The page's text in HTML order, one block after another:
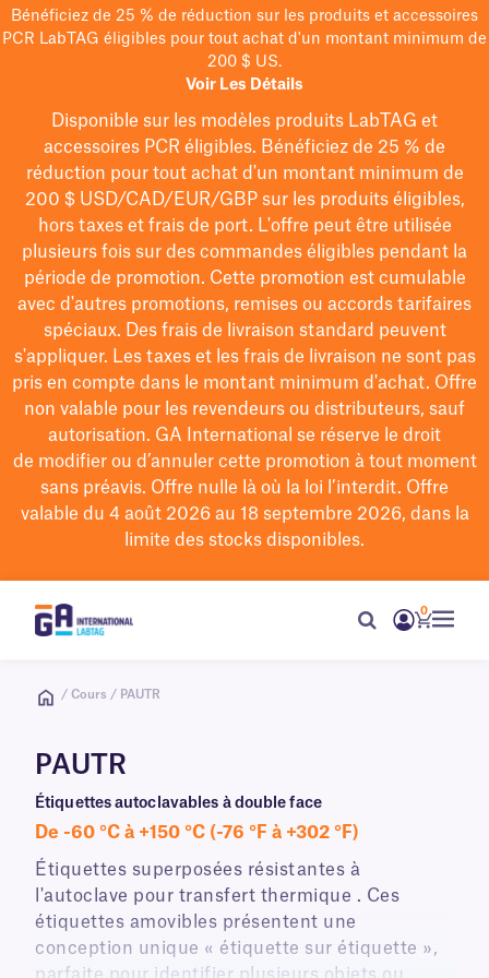
Bénéficiez de 25 % de réduction sur les produits et accessoires
PCR LabTAG éligibles pour tout achat d'un montant minimum de
200 $ US.
Voir Les Détails
Disponible sur les modèles produits LabTAG et
accessoires PCR éligibles. Bénéficiez de 25 % de
réduction pour tout achat d'un montant minimum de
200 $USD/CAD/EUR/GBPsur les produits éligibles,
hors taxes et frais de port. L'offre peut être utilisée
plusieurs fois sur des commandes éligibles pendant la
période de promotion. Cette promotion est cumulable
avec d'autres promotions, remises ou accords tarifaires
spéciaux. Des frais de livraison standard peuvent
s'appliquer. Les taxes et les frais de livraison ne sont pas
pris en compte dans le montant minimum d'achat. Offre
non valable pour les revendeurs ou distributeurs, sauf
autorisation. GA International se réserve le droit
de modifierou d’annuler cette promotion à tout moment
sans préavis. Offre nulle là où la loi l’interdit. Offre
valable du 4 août 2026 au 18 septembre 2026, dans la
limite des stocks disponibles.
0
/ Cours / PAUTR
PAUTR
Étiquettes autoclavables à double face
De -60 °C à +150 °C (-76 °F à +302 °F)
Étiquettes superposées résistantes à
l'autoclave pour transfert thermique . Ces
étiquettes amovibles présentent une
conception unique « étiquette sur étiquette »,